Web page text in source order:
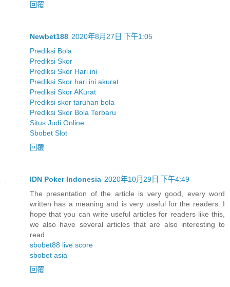
回覆
Newbet188 2020年8月27日 下午1:05
Prediksi Bola
Prediksi Skor
Prediksi Skor Hari ini
Prediksi Skor hari ini akurat
Prediksi Skor AKurat
Prediksi skor taruhan bola
Prediksi Skor Bola Terbaru
Situs Judi Online
Sbobet Slot
回覆
IDN Poker Indonesia 2020年10月29日 下午4:49
The presentation of the article is very good, every word
written has a meaning and is very useful for the readers. I
hope that you can write useful articles for readers like this,
we also have several articles that are also interesting to
read.
sbobet88 live score
sbobet asia
回覆